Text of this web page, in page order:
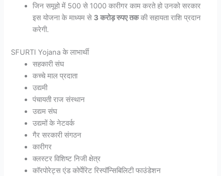
जिन समूहो में 500 से 1000 कारीगर काम करते हो उनको सरकार
इस योजना के माध्यम से 3 करोड़ रुपए तककी सहायता राशि प्रदान
करेगी.
SFURTI Yojana के लाभार्थी
सहकारी संघ
कच्चे माल प्रदाता
उद्यमी
पंचायती राज संस्थान
उद्यम संघ
उद्यमों के नेटवर्क
गैर सरकारी संगठन
कारीगर
क्लस्टर विशिष्ट निजी क्षेत्र
कॉरपोरेट्स एंड कोर्पेरिट रिस्पॉन्सिबिलिटी फाउंडेशन